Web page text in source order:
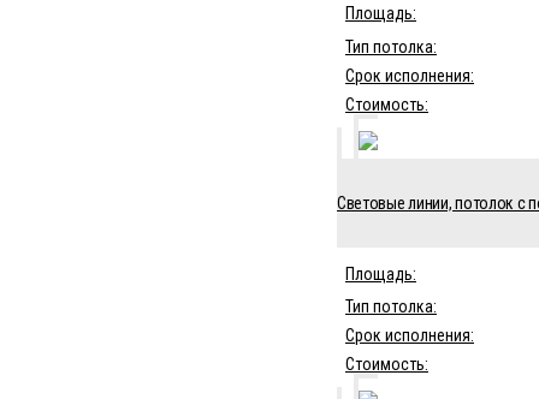
Площадь:
Тип потолка:
Срок исполнения:
Стоимость:
Световые линии, потолок с
Площадь:
Тип потолка:
Срок исполнения:
Стоимость: